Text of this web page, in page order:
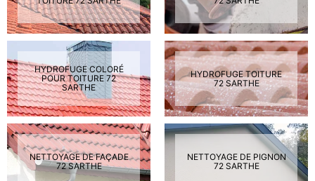
HYDROFUGE COLORÉ
POUR TOITURE 72
SARTHE
HYDROFUGE TOITURE
72 SARTHE
NETTOYAGE DE FAÇADE
72 SARTHE
NETTOYAGE DE PIGNON
72 SARTHE